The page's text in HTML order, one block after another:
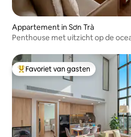
Appartement in Sơn Trà
Penthouse met uitzicht op de
Topfavoriet van gasten
Favoriet van gasten